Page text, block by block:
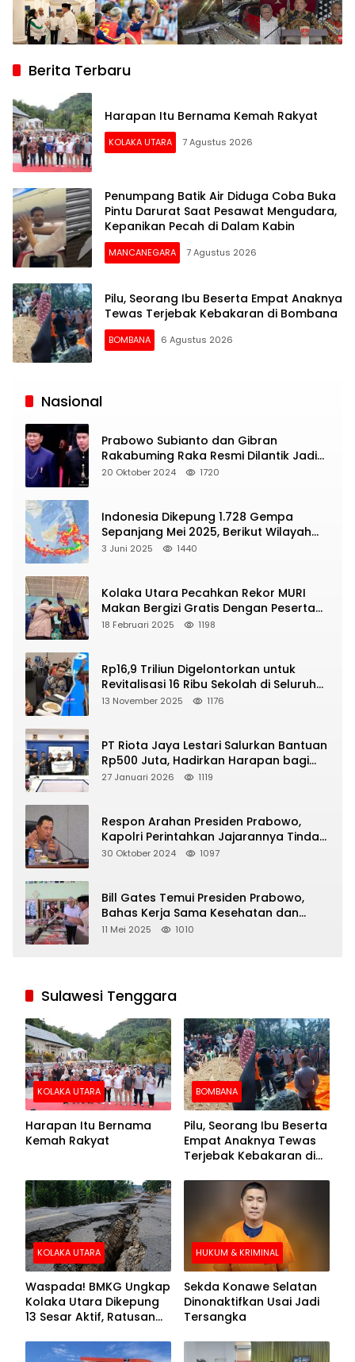
Berita Terbaru
Harapan Itu Bernama Kemah Rakyat
KOLAKA UTARA 7 Agustus 2026
Penumpang Batik Air Diduga Coba Buka
Pintu Darurat Saat Pesawat Mengudara,
Kepanikan Pecah di Dalam Kabin
MANCANEGARA 7 Agustus 2026
Pilu, Seorang Ibu Beserta Empat Anaknya
Tewas Terjebak Kebakaran di Bombana
BOMBANA 6 Agustus 2026
Siaran
Nasional
Prabowo Subianto dan Gibran
Rakabuming Raka Resmi Dilantik Jadi
Presiden dan Wapres RI
20 Oktober 2024 1720
Indonesia Dikepung 1.728 Gempa
Sepanjang Mei 2025, Berikut Wilayah
Yang Intens Diguncang!
3 Juni 2025 1440
Kolaka Utara Pecahkan Rekor MURI
Makan Bergizi Gratis Dengan Peserta
Terbanyak
18 Februari 2025 1198
Rp16,9 Triliun Digelontorkan untuk
Revitalisasi 16 Ribu Sekolah di Seluruh
Indonesia
13 November 2025 1176
PT Riota Jaya Lestari Salurkan Bantuan
Rp500 Juta, Hadirkan Harapan bagi
Korban Bencana di Sumatera
27 Januari 2026 1119
Respon Arahan Presiden Prabowo,
Kapolri Perintahkan Jajarannya Tindak
Tegas Pelaku Judi Online
30 Oktober 2024 1097
Bill Gates Temui Presiden Prabowo,
Bahas Kerja Sama Kesehatan dan
Program Makan Bergizi Gratis
11 Mei 2025 1010
Sulawesi Tenggara
KOLAKA UTARA
Harapan Itu Bernama
Kemah Rakyat
BOMBANA
Pilu, Seorang Ibu Beserta
Empat Anaknya Tewas
Terjebak Kebakaran di
KOLAKA UTARA
Waspada! BMKG Ungkap
Kolaka Utara Dikepung
13 Sesar Aktif, Ratusan
HUKUM & KRIMINAL
Sekda Konawe Selatan
Dinonaktifkan Usai Jadi
Tersangka